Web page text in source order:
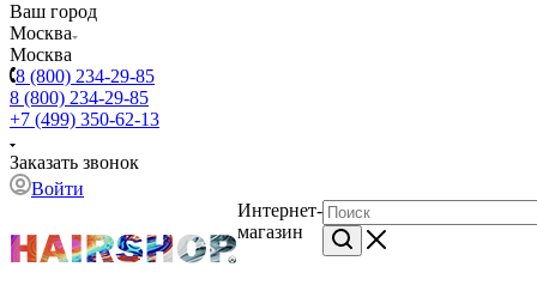
Ваш город
Москва
Москва
8 (800) 234-29-85
8 (800) 234-29-85
+7 (499) 350-62-13
Заказать звонок
Войти
Интернет-
магазин